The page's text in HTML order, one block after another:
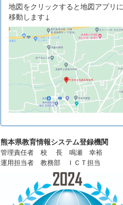
地図をクリックすると地図アプリに
移動します↓
熊本県教育情報システム登録機関
管理責任者 校 長 鳴瀬 幸裕
運用担当者 教務部 ＩＣＴ担当